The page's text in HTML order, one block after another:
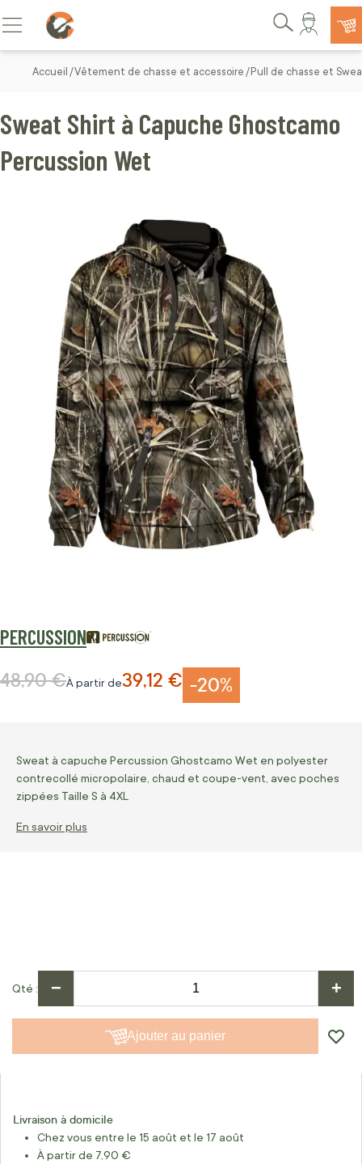
Allez au contenu
Basculer la navigation
Rechercher
Accueil Vêtement de chasse et accessoire Pull de chasse et
PERCUSSION
Sweat Shirt à Capuche Ghostcamo
Percussion Wet
-20%
À partir de39,12 €
Prix normal
48,90 €
Sweat à capuche Percussion Ghostcamo Wet en polyester
contrecollé micropolaire, chaud et coupe-vent, avec poches
zippées Taille S à 4XL
En savoir plus
Qté − +
Ajouter au panier
Livraison à domicile
Chez vous entre le 15 août et le 17 août
À partir de 7,90 €